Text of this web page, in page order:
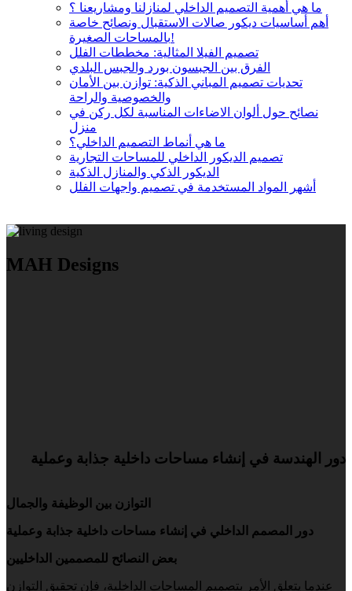
ما هي أهمية التصميم الداخلي لمنازلنا ومشاريعنا ؟
أهم أساسيات ديكور صالات الاستقبال ونصائح خاصة
بالمساحات الصغيرة!
تصميم الفيلا المثالية: مخططات الفلل
الفرق بين الجبسون بورد والجبس البلدي
تحديات تصميم المباني الذكية: توازن بين الأمان
والخصوصية والراحة
نصائح حول ألوان الاضاءات المناسبة لكل ركن في
منزل
ما هي أنماط التصميم الداخلي؟
تصميم الديكور الداخلي للمساحات التجارية
الديكور الذكي والمنازل الذكية
أشهر المواد المستخدمة في تصميم واجهات الفلل
MAH Designs
دور الهندسة في إنشاء مساحات داخلية جذابة وعملية
التوازن بين الوظيفة والجمال
دور المصمم الداخلي في إنشاء مساحات داخلية جذابة وعملية
بعض النصائح للمصممين الداخليين
عندما يتعلق الأمر بتصميم المساحات الداخلية، فإن تحقيق التوازن